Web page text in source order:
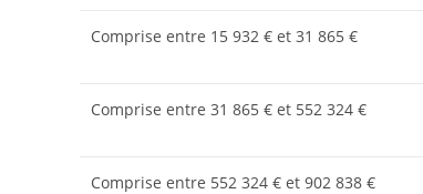
Comprise entre 15 932 € et 31 865 €
Comprise entre 31 865 € et 552 324 €
Comprise entre 552 324 € et 902 838 €